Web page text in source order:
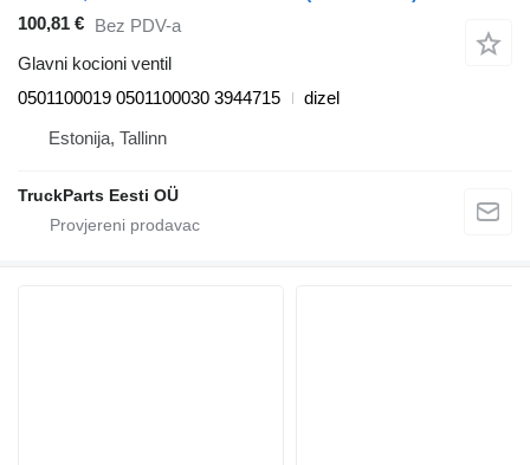
100,81 € Bez PDV-a
Glavni kocioni ventil
0501100019 0501100030 3944715
dizel
Estonija, Tallinn
TruckParts Eesti OÜ